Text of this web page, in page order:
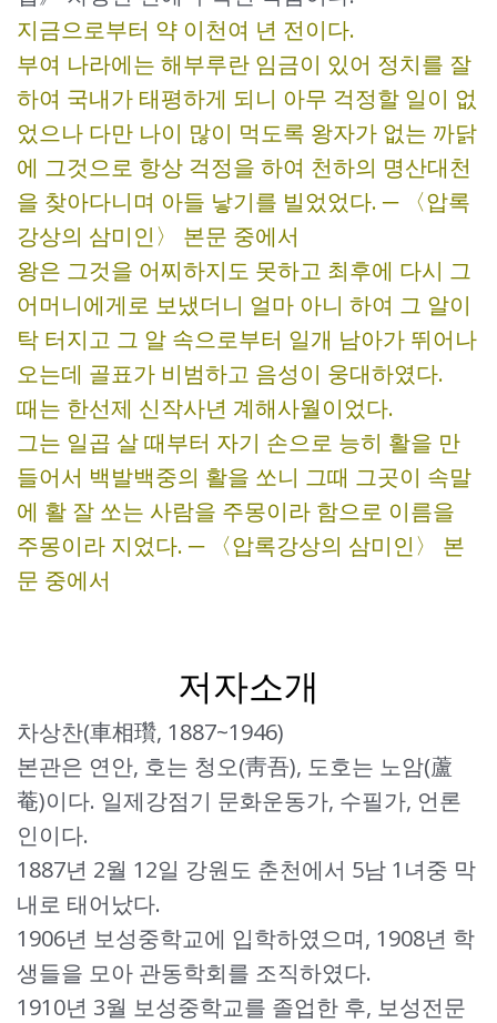
지금으로부터 약 이천여 년 전이다.
부여 나라에는 해부루란 임금이 있어 정치를 잘
하여 국내가 태평하게 되니 아무 걱정할 일이 없
었으나 다만 나이 많이 먹도록 왕자가 없는 까닭
에 그것으로 항상 걱정을 하여 천하의 명산대천
을 찾아다니며 아들 낳기를 빌었었다. ─ 〈압록
강상의 삼미인〉 본문 중에서
왕은 그것을 어찌하지도 못하고 최후에 다시 그
어머니에게로 보냈더니 얼마 아니 하여 그 알이
탁 터지고 그 알 속으로부터 일개 남아가 뛰어나
오는데 골표가 비범하고 음성이 웅대하였다.
때는 한선제 신작사년 계해사월이었다.
그는 일곱 살 때부터 자기 손으로 능히 활을 만
들어서 백발백중의 활을 쏘니 그때 그곳이 속말
에 활 잘 쏘는 사람을 주몽이라 함으로 이름을
주몽이라 지었다. ─ 〈압록강상의 삼미인〉 본
문 중에서
저자소개
차상찬(車相瓚, 1887~1946)
본관은 연안, 호는 청오(靑吾), 도호는 노암(蘆
菴)이다. 일제강점기 문화운동가, 수필가, 언론
인이다.
1887년 2월 12일 강원도 춘천에서 5남 1녀중 막
내로 태어났다.
1906년 보성중학교에 입학하였으며, 1908년 학
생들을 모아 관동학회를 조직하였다.
1910년 3월 보성중학교를 졸업한 후, 보성전문